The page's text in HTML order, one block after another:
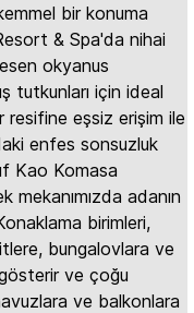
bir konuma
& Spa'da nihai
okyanus
tutkunları için ideal
resifine eşsiz erişim ile
enfes sonsuzluk
Kao Komasa
mekanımızda adanın
birimleri,
bungalovlara ve
ve çoğu
ve balkonlara